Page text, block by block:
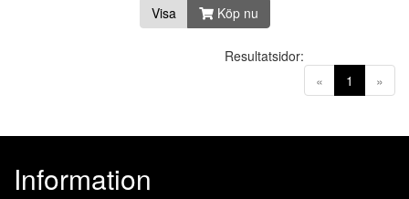
Visa Köp nu
« 1 (current)
»
Resultatsidor:
Information